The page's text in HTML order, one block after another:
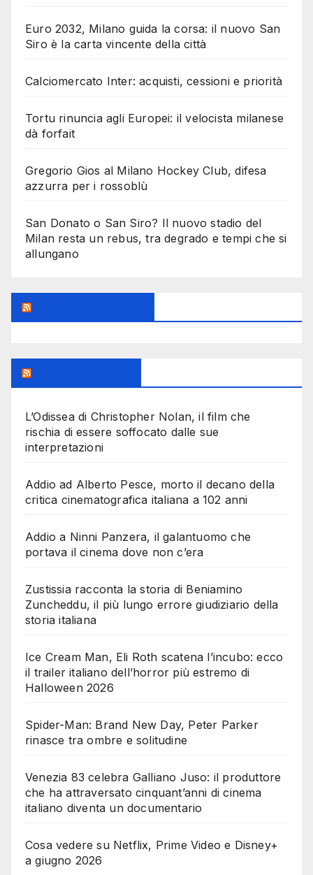
Euro 2032, Milano guida la corsa: il nuovo San
Siro è la carta vincente della città
Calciomercato Inter: acquisti, cessioni e priorità
Tortu rinuncia agli Europei: il velocista milanese
dà forfait
Gregorio Gios al Milano Hockey Club, difesa
azzurra per i rossoblù
San Donato o San Siro? Il nuovo stadio del
Milan resta un rebus, tra degrado e tempi che si
allungano
L’Odissea di Christopher Nolan, il film che
rischia di essere soffocato dalle sue
interpretazioni
Addio ad Alberto Pesce, morto il decano della
critica cinematografica italiana a 102 anni
Addio a Ninni Panzera, il galantuomo che
portava il cinema dove non c’era
Zustissia racconta la storia di Beniamino
Zuncheddu, il più lungo errore giudiziario della
storia italiana
Ice Cream Man, Eli Roth scatena l’incubo: ecco
il trailer italiano dell’horror più estremo di
Halloween 2026
Spider-Man: Brand New Day, Peter Parker
rinasce tra ombre e solitudine
Venezia 83 celebra Galliano Juso: il produttore
che ha attraversato cinquant’anni di cinema
italiano diventa un documentario
Cosa vedere su Netflix, Prime Video e Disney+
a giugno 2026